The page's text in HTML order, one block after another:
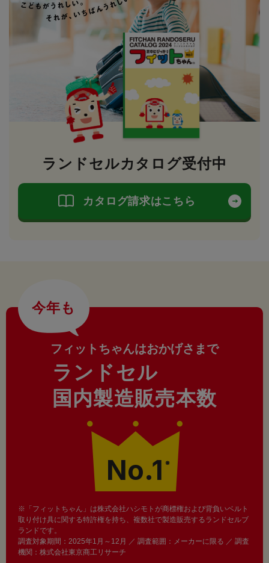
ランドセルカタログ受付中
カタログ請求はこちら
今年も
フィットちゃんはおかげさまで
ランドセル
国内製造販売本数
No.1 ※
※「フィットちゃん」は株式会社ハシモトが商標権および背負いベルト
取り付け具に関する特許権を持ち、複数社で製造販売するランドセルブ
ランドです。
調査対象期間：2025年1月～12月 ／ 調査範囲：メーカーに限る ／ 調査
機関：株式会社東京商工リサーチ